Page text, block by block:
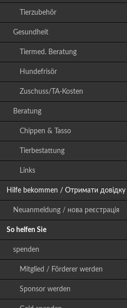
Tierzubehör
Gesundheit
Tiermed. Beratung
Hundefrisör
Zuschuss/TA-Kosten
Beratung
Chippen & Tasso
Tierbestattung
Links
Hilfe bekommen / Отримати довідку
Neuanmeldung / нова реєстрація
So helfen Sie
spenden
Mitglied / Förderer werden
Sponsor werden